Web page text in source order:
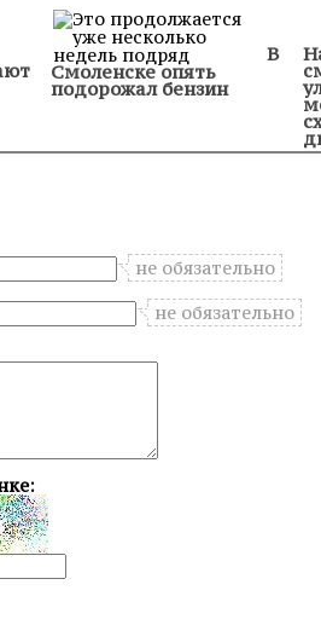
В
Смоленске опять
подорожал бензин
не обязательно
не обязательно